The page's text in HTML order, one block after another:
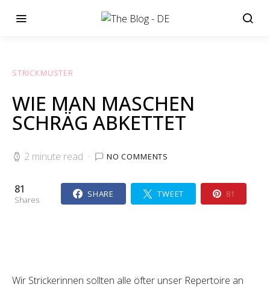
STRICKMUSTER
WIE MAN MASCHEN
SCHRÄG ABKETTET
2 minute read NO COMMENTS
81
Shares
SHARE TWEET 81